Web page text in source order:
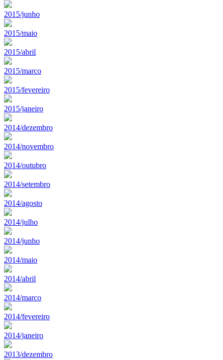
2015/junho
2015/maio
2015/abril
2015/marco
2015/fevereiro
2015/janeiro
2014/dezembro
2014/novembro
2014/outubro
2014/setembro
2014/agosto
2014/julho
2014/junho
2014/maio
2014/abril
2014/marco
2014/fevereiro
2014/janeiro
2013/dezembro